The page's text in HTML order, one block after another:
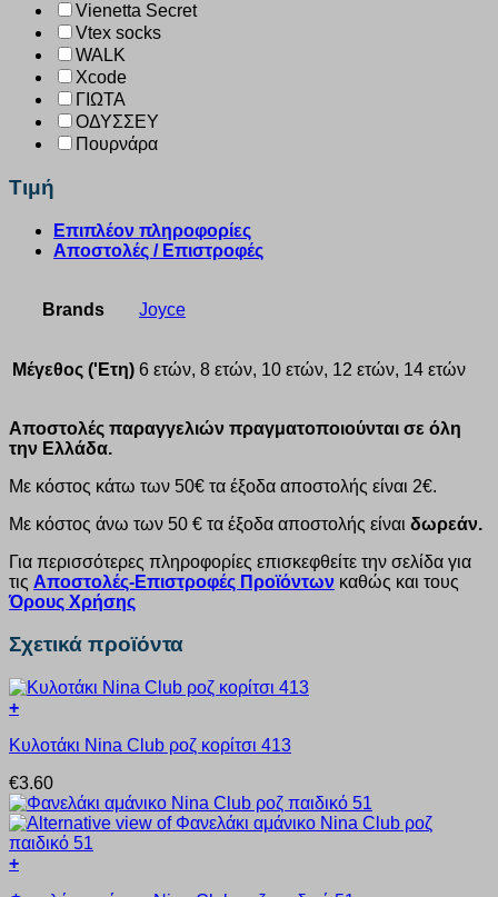
Vienetta Secret
Vtex socks
WALK
Xcode
ΓΙΩΤΑ
ΟΔΥΣΣΕΥ
Πουρνάρα
Τιμή
Επιπλέον πληροφορίες
Αποστολές / Επιστροφές
Brands Joyce
Μέγεθος ('Ετη) 6 ετών, 8 ετών, 10 ετών, 12 ετών, 14 ετών
Αποστολές παραγγελιών πραγματοποιούνται σε όλη
την Ελλάδα.
Με κόστος κάτω των 50€ τα έξοδα αποστολής είναι 2€.
Με κόστος άνω των 50 € τα έξοδα αποστολής είναι δωρεάν.
Για περισσότερες πληροφορίες επισκεφθείτε την σελίδα για
τις Αποστολές-Επιστροφές Προϊόντων καθώς και τους
Όρους Χρήσης
Σχετικά προϊόντα
+
το
έχει
πολλαπλές
παραλλαγές.
Οι
επιλογές
Κυλοτάκι Nina Club ροζ κορίτσι 413
€3.60
+